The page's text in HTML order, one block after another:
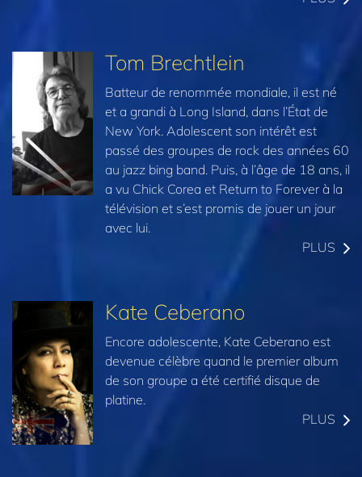
Tom Brechtlein
Batteur de renommée mondiale, il est né
et a grandi à Long Island, dans l’État de
New York. Adolescent son intérêt est
passé des groupes de rock des années 60
au jazz bing band. Puis, à l’âge de 18 ans, il
a vu Chick Corea et Return to Forever à la
télévision et s’est promis de jouer un jour
avec lui.
PLUS
Kate Ceberano
Encore adolescente, Kate Ceberano est
devenue célèbre quand le premier album
de son groupe a été certifié disque de
platine.
PLUS